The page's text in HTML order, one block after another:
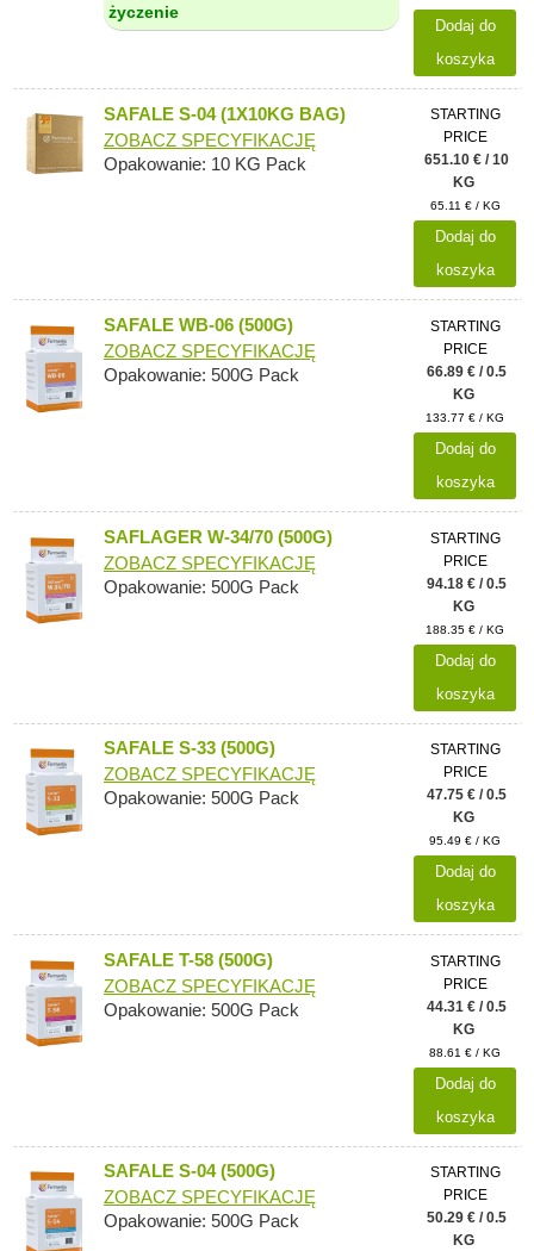
życzenie
Dodaj do
koszyka
SAFALE S-04 (1X10KG BAG)
ZOBACZ SPECYFIKACJĘ
Opakowanie: 10 KG Pack
STARTING
PRICE
651.10 € / 10
KG
65.11 € / KG
Dodaj do
koszyka
SAFALE WB-06 (500G)
ZOBACZ SPECYFIKACJĘ
Opakowanie: 500G Pack
STARTING
PRICE
66.89 € / 0.5
KG
133.77 € / KG
Dodaj do
koszyka
SAFLAGER W-34/70 (500G)
ZOBACZ SPECYFIKACJĘ
Opakowanie: 500G Pack
STARTING
PRICE
94.18 € / 0.5
KG
188.35 € / KG
Dodaj do
koszyka
SAFALE S-33 (500G)
ZOBACZ SPECYFIKACJĘ
Opakowanie: 500G Pack
STARTING
PRICE
47.75 € / 0.5
KG
95.49 € / KG
Dodaj do
koszyka
SAFALE T-58 (500G)
ZOBACZ SPECYFIKACJĘ
Opakowanie: 500G Pack
STARTING
PRICE
44.31 € / 0.5
KG
88.61 € / KG
Dodaj do
koszyka
SAFALE S-04 (500G)
ZOBACZ SPECYFIKACJĘ
Opakowanie: 500G Pack
STARTING
PRICE
50.29 € / 0.5
KG